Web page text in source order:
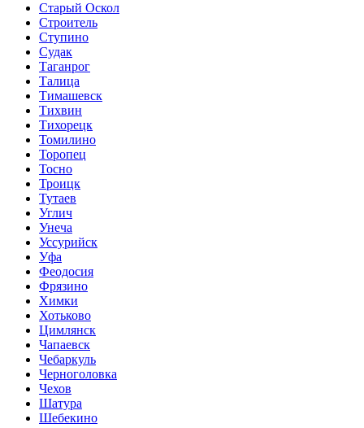
Старый Оскол
Строитель
Ступино
Судак
Таганрог
Талица
Тимашевск
Тихвин
Тихорецк
Томилино
Торопец
Тосно
Троицк
Тутаев
Углич
Унеча
Уссурийск
Уфа
Феодосия
Фрязино
Химки
Хотьково
Цимлянск
Чапаевск
Чебаркуль
Черноголовка
Чехов
Шатура
Шебекино